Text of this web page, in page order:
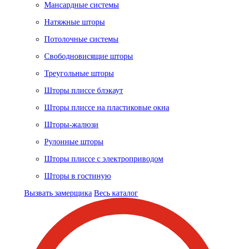
Мансардные системы
Натяжные шторы
Потолочные системы
Свободновисящие шторы
Треугольные шторы
Шторы плиссе блэкаут
Шторы плиссе на пластиковые окна
Шторы-жалюзи
Рулонные шторы
Шторы плиссе с электроприводом
Шторы в гостиную
Вызвать замерщика Весь каталог